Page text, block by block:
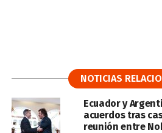
NOTICIAS
Ecuador y
acuerdos tras
reunión entre